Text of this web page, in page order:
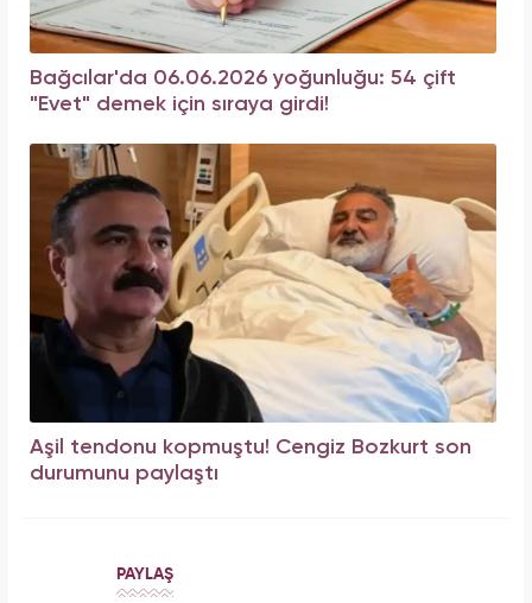
Bağcılar'da 06.06.2026 yoğunluğu: 54 çift
"Evet" demek için sıraya girdi!
Aşil tendonu kopmuştu! Cengiz Bozkurt son
durumunu paylaştı
PAYLAŞ